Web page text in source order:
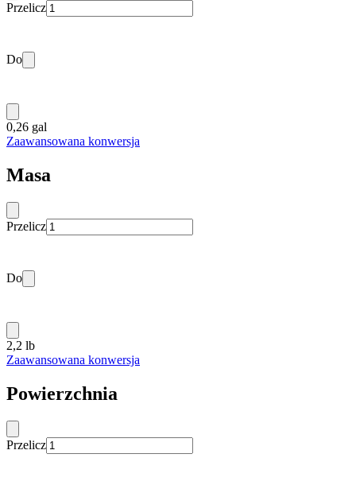
Przelicz
Do
0,26 gal
Zaawansowana konwersja
Masa
Przelicz
Do
2,2 lb
Zaawansowana konwersja
Powierzchnia
Przelicz